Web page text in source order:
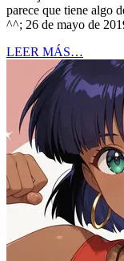
parece que tiene algo
^^; 26 de mayo de
LEER MÁS…